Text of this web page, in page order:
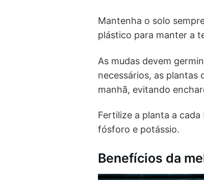
Mantenha o solo
plástico para manter a
As mudas devem
necessários, as plantas
manhã, evitando
Fertilize a planta a
fósforo e potássio.
Benefícios da